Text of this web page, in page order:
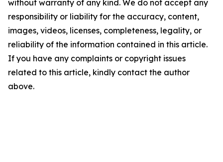
without warranty of any kind. We do not accept any
responsibility or liability for the accuracy, content,
images, videos, licenses, completeness, legality, or
reliability of the information contained in this article.
If you have any complaints or copyright issues
related to this article, kindly contact the author
above.